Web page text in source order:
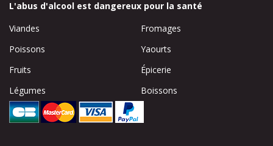
L'abus d'alcool est dangereux pour la santé
Viandes
Poissons
Fruits
Légumes
Fromages
Yaourts
Épicerie
Boissons